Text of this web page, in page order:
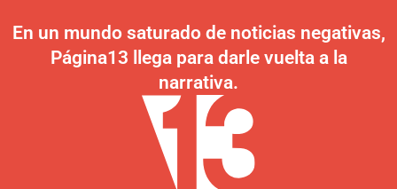
En un mundo saturado de noticias negativas,
Página13 llega para darle vuelta a la
narrativa.